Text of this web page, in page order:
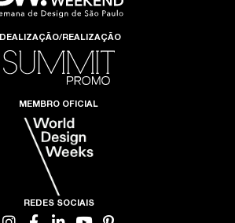
IDEALIZAÇÃO/REALIZAÇÃO
MEMBRO OFICIAL
REDES SOCIAIS